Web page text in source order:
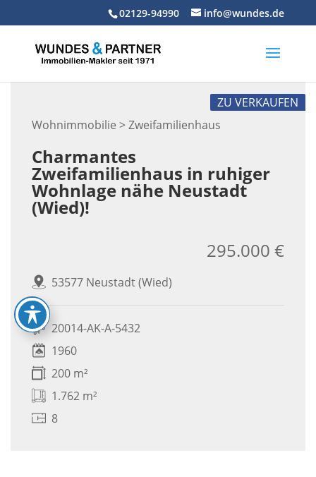
02129-94990 info@wundes.de
Wohnimmobilie > Zweifamilienhaus
ZU VERKAUFEN
Charmantes
Zweifamilienhaus in ruhiger
Wohnlage nähe Neustadt
(Wied)!
53577 Neustadt (Wied)
295.000 €
20014-AK-A-5432
1960
200 m²
1.762 m²
8